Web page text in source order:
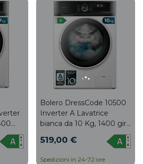
a
Bolero DressCode 10500
Inverter A Lavatrice
bianca da 10 Kg, 1400 giri,
vapore, 16 programmi,
519,00 €
Spedizioni in 24-72 ore